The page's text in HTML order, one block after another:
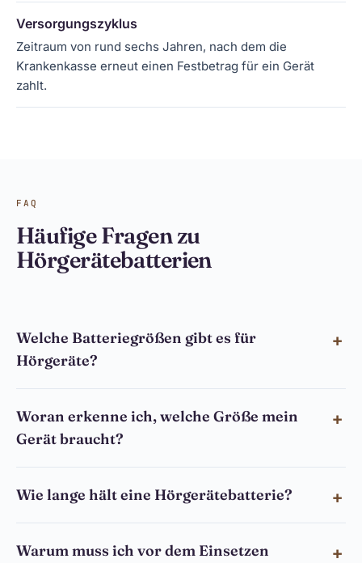
Versorgungszyklus
Zeitraum von rund sechs Jahren, nach dem die
Krankenkasse erneut einen Festbetrag für ein Gerät
zahlt.
FAQ
Häufige Fragen zu
Hörgerätebatterien
Welche Batteriegrößen gibt es für
Hörgeräte?
Woran erkenne ich, welche Größe mein
Gerät braucht?
Wie lange hält eine Hörgerätebatterie?
Warum muss ich vor dem Einsetzen